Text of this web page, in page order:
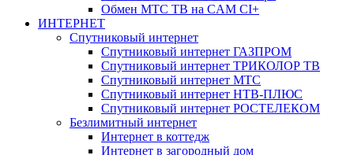
Обмен МТС ТВ на CAM CI+
ИНТЕРНЕТ
Спутниковый интернет
Спутниковый интернет ГАЗПРОМ
Спутниковый интернет ТРИКОЛОР ТВ
Спутниковый интернет МТС
Спутниковый интернет НТВ-ПЛЮС
Спутниковый интернет РОСТЕЛЕКОМ
Безлимитный интернет
Интернет в коттедж
Интернет в загородный дом